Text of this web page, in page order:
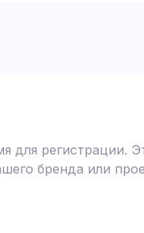
для регистрации.
бренда или